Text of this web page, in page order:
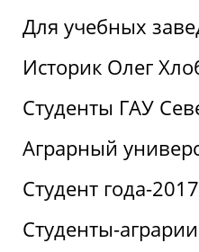
Для учебных
Историк Олег
Студенты ГАУ
Аграрный
Студент года-
Студенты-